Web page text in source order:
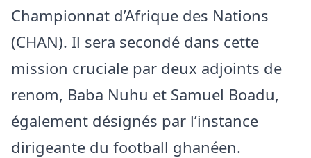
Championnat d’Afrique des Nations
(CHAN). Il sera secondé dans cette
mission cruciale par deux adjoints de
renom, Baba Nuhu et Samuel Boadu,
également désignés par l’instance
dirigeante du football ghanéen.